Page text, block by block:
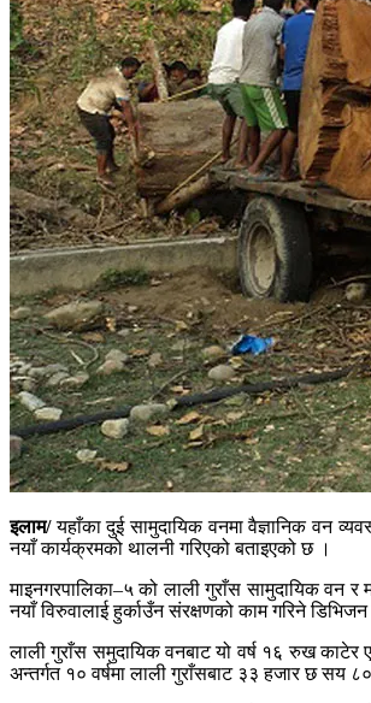
इलाम/यहाँका दुई सामुदायिक वनमा वैज्ञानिक वन
नयाँ कार्यक्रमको थालनी गरिएको बताइएको छ ।
माइनगरपालिका–५ को लाली गुराँस सामुदायिक वन
नयाँ विरुवालाई हुर्काउँन संरक्षणको काम गरिने
लाली गुराँस समुदायिक वनबाट यो वर्ष १६ रुख
अन्तर्गत १० वर्षमा लाली गुराँसबाट ३३ हजार छ सय